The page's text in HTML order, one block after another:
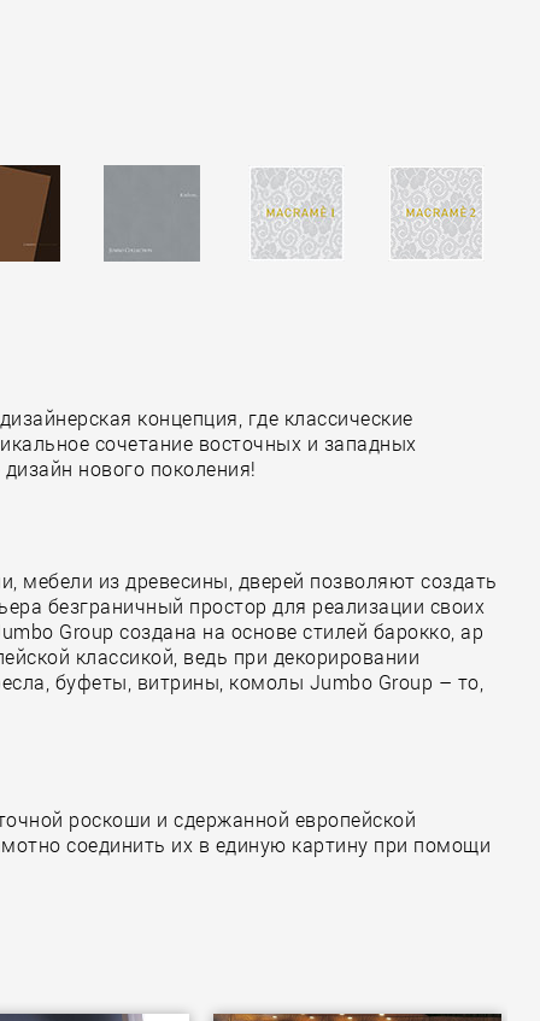
концепция, где классические
сочетание восточных и западных
нового поколения!
мебели из древесины, дверей позволяют создать
безграничный простор для реализации своих
Group создана на основе стилей барокко, ар
классикой, ведь при декорировании
буфеты, витрины, комолы Jumbo Group – то,
роскоши и сдержанной европейской
соединить их в единую картину при помощи